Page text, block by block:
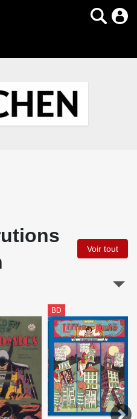
Voir tout
BD